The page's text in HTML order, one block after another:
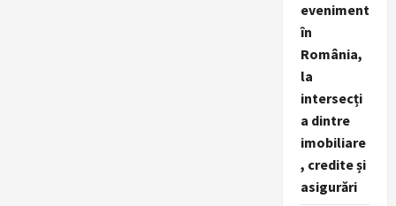
eveniment
în
România,
la
intersecți
a dintre
imobiliare
, credite și
asigurări